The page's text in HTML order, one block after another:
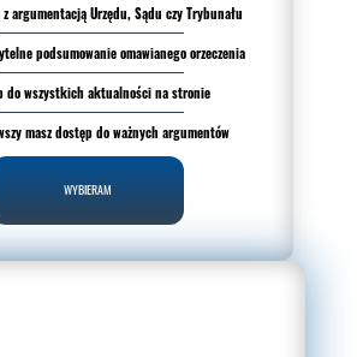
argumentacją Urzędu, Sądu czy Trybunału
podsumowanie omawianego orzeczenia
do wszystkich aktualności na stronie
masz dostęp do ważnych argumentów
WYBIERAM